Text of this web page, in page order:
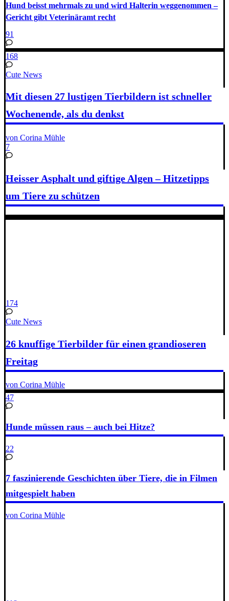
Hund beisst mehrmals zu und wird Halterin weggenommen –
Gericht gibt Veterinäramt recht
91
168
Cute News
Mit diesen 27 lustigen Tierbildern ist schneller
Wochenende, als du denkst
von Corina Mühle
7
Heisser Asphalt und giftige Algen – Hitzetipps
um Tiere zu schützen
174
Cute News
26 knuffige Tierbilder für einen grandioseren
Freitag
von Corina Mühle
47
Hunde müssen raus – auch bei Hitze?
22
7 faszinierende Geschichten über Tiere, die in Filmen
mitgespielt haben
von Corina Mühle